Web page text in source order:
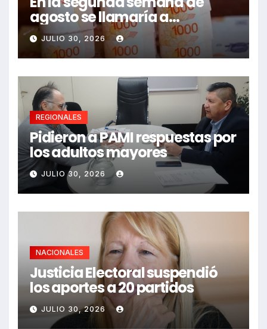
agosto se llamaría a
paritarias
JULIO 30, 2026
REGIONALES
Pidieron a PAMI respuestas por
los adultos mayores
JULIO 30, 2026
NACIONALES
Justicia Electoral suspendió
los aportes a 20 partidos
JULIO 30, 2026